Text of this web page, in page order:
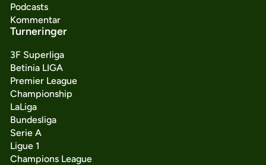
Podcasts
Kommentar
Turneringer
3F Superliga
Betinia LIGA
Premier League
Championship
LaLiga
Bundesliga
Serie A
Ligue 1
Champions League